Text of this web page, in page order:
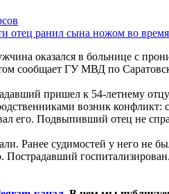
оказался в больнице с
сообщает ГУ МВД по
пришел к 54-летнему
возник
его. Подвыпивший отец не
Ранее судимостей у него не
Пострадавший госпитализирован.